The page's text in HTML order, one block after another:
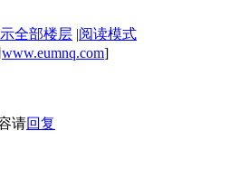
全部楼层 |阅读模式
www.eumnq.com]
请回复